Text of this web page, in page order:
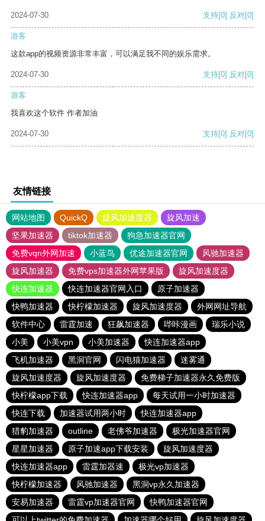
2024-07-30 支持[0] 反对[0]
游客
这款app的视频资源非常丰富，可以满足我不同的娱乐需求。
2024-07-30 支持[0] 反对[0]
游客
我喜欢这个软件 作者加油
2024-07-30 支持[0] 反对[0]
友情链接
网站地图 QuickQ 旋风加速度器
旋风加速
坚果加速器
tiktok加速器
狗急加速器官网
免费vqn外网加速
小蓝鸟 优途加速器官网
风驰加速器
旋风加速器
免费vps加速器外网苹果版
旋风加速度器
快连加速器
快连加速器官网入口
原子加速器
快鸭加速器
快柠檬加速器 旋风加速度器
外网网址导航
软件中心
雷霆加速 狂飙加速器 哔咔漫画
瑞乐小说
小美
小美vpn 小美加速器
快连加速器app
飞机加速器
黑洞官网 闪电猫加速器
迷雾通
旋风加速度器
旋风加速度器
免费梯子加速器永久免费版
快柠檬app下载
快连加速器app
每天试用一小时加速器
快连下载
加速器试用两小时
快连加速器app
猎豹加速器
outline 老佛爷加速器
极光加速器官网
星星加速器
原子加速app下载安装
旋风加速度器
快连加速器app
雷霆加器速
极光vp加速器
快柠檬加速器
风驰加速器
黑洞vp永久加速器
安易加速器
雷霆vp加速器官网
快鸭加速器官网